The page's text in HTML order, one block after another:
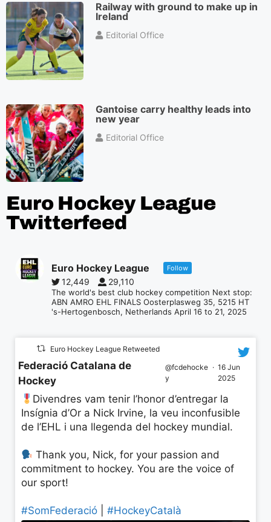
Railway with ground to make up in
Ireland
Editorial Office
Gantoise carry healthy leads into
new year
Editorial Office
Euro Hockey League
Twitterfeed
Euro Hockey League Follow
12,449 29,110
The world's best club hockey competition Next stop:
ABN AMRO EHL FINALS Oosterplasweg 35, 5215 HT
's-Hertogenbosch, Netherlands April 16 to 21, 2025
Euro Hockey League Retweeted
Federació Catalana de
Hockey
@fcdehocke
y
· 16 Jun
2025
Divendres vam tenir l’honor d’entregar la
Insígnia d’Or a Nick Irvine, la veu inconfusible
de l’EHL i una llegenda del hockey mundial.
Thank you, Nick, for your passion and
commitment to hockey. You are the voice of
our sport!
#SomFederació #HockeyCatalà